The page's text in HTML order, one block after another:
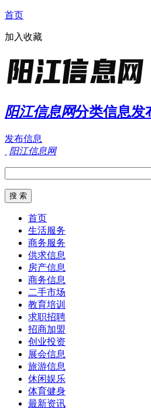
首页
加入收藏
阳江信息网分类信息发
发布信息
阳江信息网
首页
生活服务
商务服务
供求信息
房产信息
商务信息
二手市场
教育培训
求职招聘
招商加盟
创业投资
展会信息
旅游信息
休闲娱乐
体育健身
最新资讯